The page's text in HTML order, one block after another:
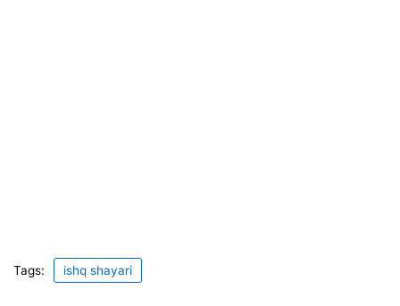
Tags: ishq shayari